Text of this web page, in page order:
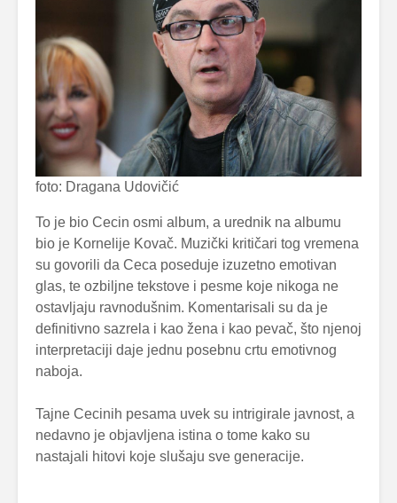
foto: Dragana Udovičić
To je bio Cecin osmi album, a urednik na albumu
bio je Kornelije Kovač. Muzički kritičari tog vremena
su govorili da Ceca poseduje izuzetno emotivan
glas, te ozbiljne tekstove i pesme koje nikoga ne
ostavljaju ravnodušnim. Komentarisali su da je
definitivno sazrela i kao žena i kao pevač, što njenoj
interpretaciji daje jednu posebnu crtu emotivnog
naboja.
Tajne Cecinih pesama uvek su intrigirale javnost, a
nedavno je objavljena istina o tome kako su
nastajali hitovi koje slušaju sve generacije.